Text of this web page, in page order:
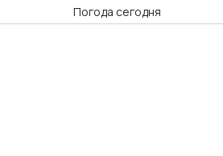
Погода сегодня